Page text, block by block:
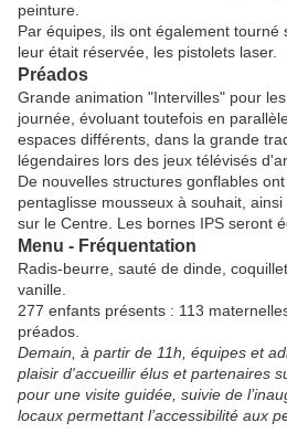
peinture.
Par équipes, ils ont également
leur était réservée, les pistolets laser.
Préados
Grande animation "Intervilles" pour
journée, évoluant toutefois en
espaces différents, dans la grande
légendaires lors des jeux télévisés
De nouvelles structures gonflables
pentaglisse mousseux à souhait,
sur le Centre. Les bornes IPS seront
Menu - Fréquentation
Radis-beurre, sauté de dinde,
vanille.
277 enfants présents : 113
préados.
Demain, à partir de 11h, équipes et
plaisir d'accueillir élus et partenaires
pour une visite guidée, suivie de
locaux permettant l’accessibilité aux